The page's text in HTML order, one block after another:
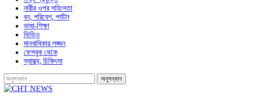
নারীর ওপর সহিংসতা
বন, পরিবেশ, পর্যটন
ভাষা-শিক্ষা
ভিডিও
মানবাধিকার লঙ্ঘন
ফেসবুক থেকে
স্বাস্থ্য, চিকিৎসা